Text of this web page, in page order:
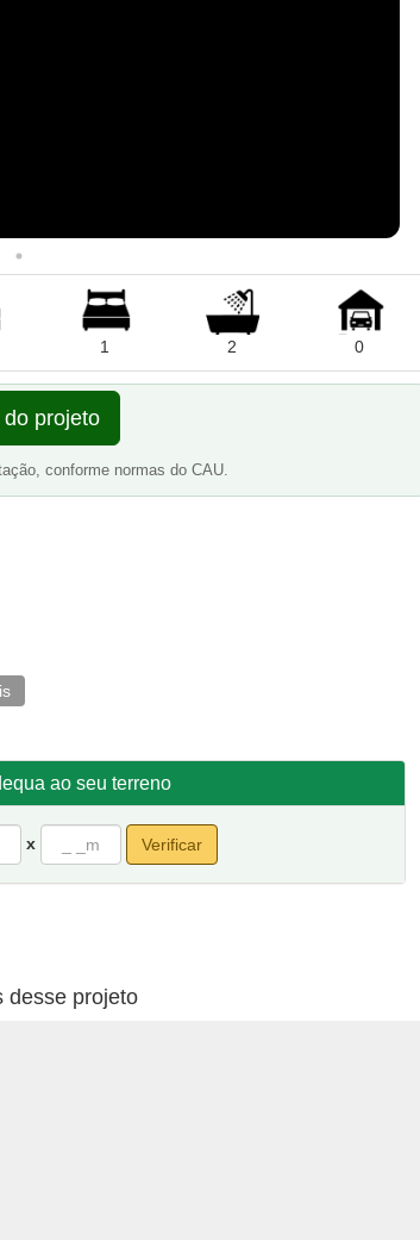
1 2 0
projeto
conforme normas do CAU.
medidas da varanda
frente por 20 de fundos.
ao seu terreno
x Verificar
desse projeto